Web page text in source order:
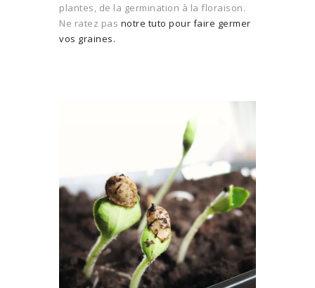
plantes, de la germination à la floraison.
Ne ratez pas notre tuto pour faire germer
vos graines.